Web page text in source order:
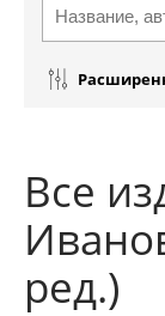
Все
ред.)